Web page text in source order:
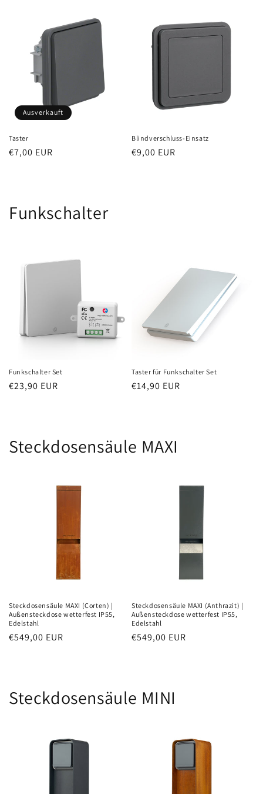
Ausverkauft
Taster
Normaler
€7,00 EUR
Blindverschluss-Einsatz
Normaler
€9,00 EUR
Funkschalter
Funkschalter Set
Normaler
€23,90 EUR
Taster für Funkschalter Set
Normaler
€14,90 EUR
Steckdosensäule MAXI
Steckdosensäule MAXI (Corten) |
Außensteckdose wetterfest IP55,
Edelstahl
Normaler
€549,00 EUR
Steckdosensäule MAXI (Anthrazit) |
Außensteckdose wetterfest IP55,
Edelstahl
Normaler
€549,00 EUR
Steckdosensäule MINI